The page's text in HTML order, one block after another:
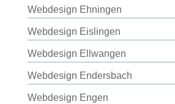
Webdesign Ehningen
Webdesign Eislingen
Webdesign Ellwangen
Webdesign Endersbach
Webdesign Engen